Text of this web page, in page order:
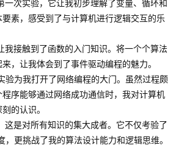
一次实验，它让我初步理解了变量、循环和
素，感受到了与计算机进行逻辑交互的乐
我接触到了函数的入门知识。将一个个算法
，让我体会到了事件驱动编程的魅力。
验为我打开了网络编程的大门。虽然过程颇
序能够通过网络成功通信时，我对计算机
的认识。
这是对所有知识的集大成者。它不仅考验了
更挑战了我的算法设计能力和逻辑思维。